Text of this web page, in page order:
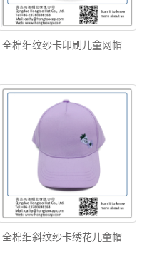
全棉细纹纱卡印刷儿童网帽
全棉细斜纹纱卡绣花儿童帽